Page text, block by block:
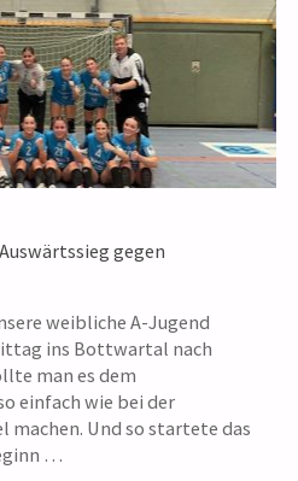
gegen
weibliche A-Jugend
ins Bottwartal nach
man es dem
einfach wie bei der
machen. Und so startete das
…